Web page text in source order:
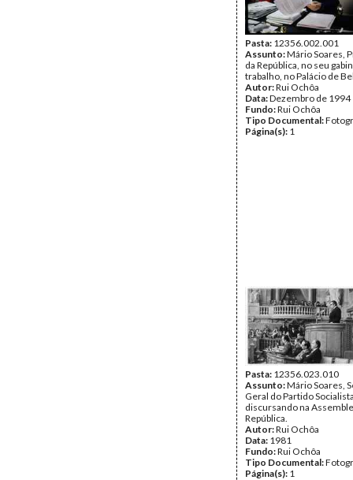
Pasta: 12356.002.001
Assunto:Mário Soares,
da República, no seu
trabalho, no Palácio de
Autor:Rui Ochôa
Data:Dezembro de 1994
Fundo:Rui Ochôa
Tipo Documental:
Página(s): 1
Pasta: 12356.023.010
Assunto:Mário Soares,
Geral do Partido
discursando na
República.
Autor:Rui Ochôa
Data: 1981
Fundo:Rui Ochôa
Tipo Documental:
Página(s): 1